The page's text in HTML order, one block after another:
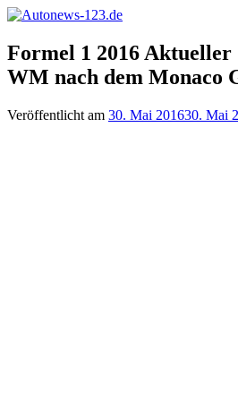
Zum
springen
Autonews-
123.de
Autonews
mit
Charme
Formel 1 2016
WM nach dem Monaco
Veröffentlicht am 30. Mai 201630. Mai